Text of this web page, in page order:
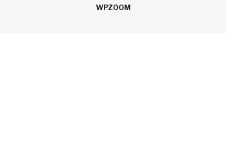
WPZOOM